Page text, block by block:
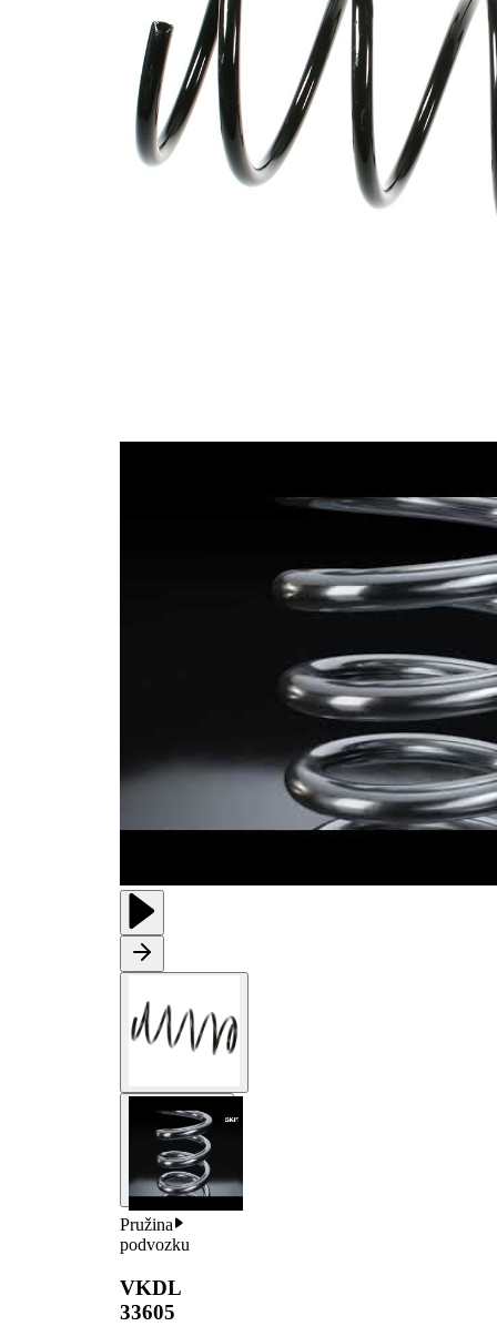
Pružina
podvozku
VKDL
33605
pružiny
pružina s
nekonstantním
průměrem
Vnější
průměr
Průměr
drátu
13,25 mm